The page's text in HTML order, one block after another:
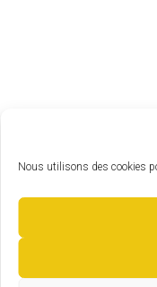
Nous utilisons des cookies